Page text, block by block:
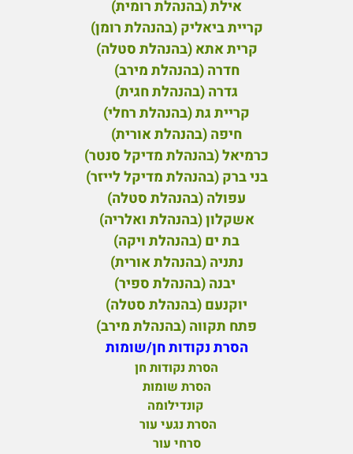
אילת (בהנהלת רומית)
קריית ביאליק (בהנהלת רומן)
קרית אתא (בהנהלת סטלה)
חדרה (בהנהלת מירב)
גדרה (בהנהלת חגית)
קריית גת (בהנהלת רחלי)
חיפה (בהנהלת אורית)
כרמיאל (בהנהלת מדיקל סנטר)
בני ברק (בהנהלת מדיקל לייזר)
עפולה (בהנהלת סטלה)
אשקלון (בהנהלת ואלריה)
בת ים (בהנהלת ויקה)
נתניה (בהנהלת אורית)
יבנה (בהנהלת ספיר)
יוקנעם (בהנהלת סטלה)
פתח תקווה (בהנהלת מירב)
הסרת נקודות חן/שומות
הסרת נקודות חן
הסרת שומות
קונדילומה
הסרת נגעי עור
סרחי עור